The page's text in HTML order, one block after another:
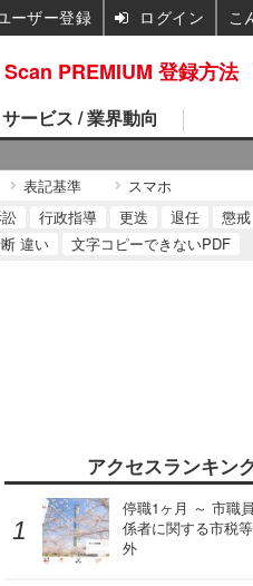
ービス / 業界動向
表記基準 スマホ
行政指導 更迭 退任 懲戒
違い 文字コピーできないPDF
アクセスランキン
停職1ヶ月 ～ 市職
係者に関する市税
外
Scan PREMIUM 登録方法
ーザー登録 ログイン こ